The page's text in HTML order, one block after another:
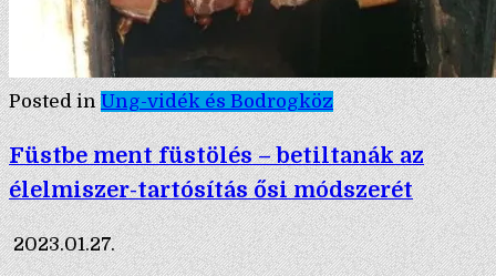
Posted inUng-vidék és Bodrogköz
Füstbe ment füstölés – betiltanák az
élelmiszer-tartósítás ősi módszerét
2023.01.27.